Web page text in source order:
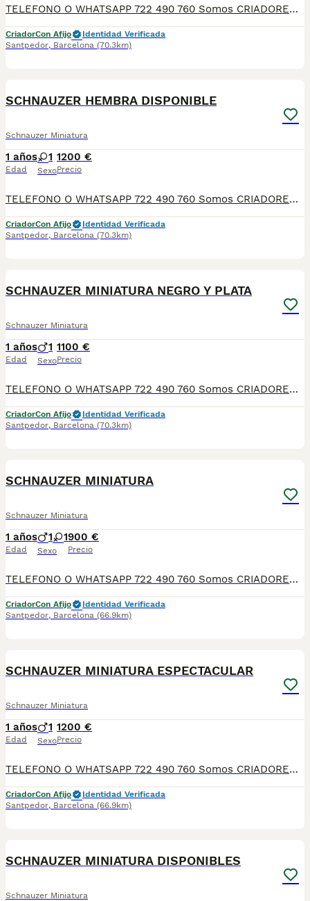
TELEFONO O WHATSAPP 722 490 760 Somos CRIADORES PROFESIONALES, CON NÚCLEO ZOOLÓGICO PROPIO. Seleccionamos para tener los mejores ejemplares tanto a nivel morfología como a nivel de salud y comportamiento. Nuestros cachorros crecen en un ambiente familiar, con unas condiciones higiénico-sanitarias excepcionales y totalmente socializados, tanto con otros animales como con las personas, para garantizar su bienestar animal. No dudes en consultar sobre disponibilidad de entrega, reserva y sus características, Nuestros cachorros se entregan: DESPARASITADOS INTERNA Y EXTERNAMENTE CON SUS VACUNAS AL DÍA CORRESPONDIENTES POR EDAD CARTILLA DE VACUNACIÓN Y GARANTIA COMPLETA DE SALUD ( VÍRICAS, GENÉTICAS Y HEREDITARIAS) POR ESCRITO! PARA MAS INFORMACIÓN, FOTOS/VIDEOS O CONSULTAS LLAMANOS O ESCRIBENOS POR WHATSAPP AL 722 490 760 POSIBILIDAD DE ENTREGA PERSONALIZADA A DOMICILIO EN TODO EL TERRITORIO NACIONAL.
CriadorCon Afijo
Identidad Verificada
Santpedor, Barcelona (70.3km)
SCHNAUZER HEMBRA DISPONIBLE
Schnauzer Miniatura
1 años
Edad
1
Sexo
1200 €
Precio
TELEFONO O WHATSAPP 722 490 760 Somos CRIADORES PROFESIONALES, CON NÚCLEO ZOOLÓGICO PROPIO. Seleccionamos para tener los mejores ejemplares tanto a nivel morfología como a nivel de salud y comportamiento. Nuestros cachorros crecen en un ambiente familiar, con unas condiciones higiénico-sanitarias excepcionales y totalmente socializados, tanto con otros animales como con las personas, para garantizar su bienestar animal. No dudes en consultar sobre disponibilidad de entrega, reserva y sus características, Nuestros cachorros se entregan: DESPARASITADOS INTERNA Y EXTERNAMENTE CON SUS VACUNAS AL DÍA CORRESPONDIENTES POR EDAD CARTILLA DE VACUNACIÓN Y GARANTIA COMPLETA DE SALUD ( VÍRICAS, GENÉTICAS Y HEREDITARIAS) POR ESCRITO! PARA MAS INFORMACIÓN, FOTOS/VIDEOS O CONSULTAS LLAMANOS O ESCRIBENOS POR WHATSAPP AL 722 490 760 POSIBILIDAD DE ENTREGA PERSONALIZADA A DOMICILIO EN TODO EL TERRITORIO NACIONAL.
CriadorCon Afijo
Identidad Verificada
Santpedor, Barcelona (70.3km)
SCHNAUZER MINIATURA NEGRO Y PLATA
Schnauzer Miniatura
1 años
Edad
1
Sexo
1100 €
Precio
TELEFONO O WHATSAPP 722 490 760 Somos CRIADORES PROFESIONALES, CON NÚCLEO ZOOLÓGICO PROPIO. Seleccionamos para tener los mejores ejemplares tanto a nivel morfología como a nivel de salud y comportamiento. Nuestros cachorros crecen en un ambiente familiar, con unas condiciones higiénico-sanitarias excepcionales y totalmente socializados, tanto con otros animales como con las personas, para garantizar su bienestar animal. No dudes en consultar sobre disponibilidad de entrega, reserva y sus características, Nuestros cachorros se entregan: DESPARASITADOS INTERNA Y EXTERNAMENTE CON SUS VACUNAS AL DÍA CORRESPONDIENTES POR EDAD CARTILLA DE VACUNACIÓN Y GARANTIA COMPLETA DE SALUD ( VÍRICAS, GENÉTICAS Y HEREDITARIAS) POR ESCRITO! PARA MAS INFORMACIÓN, FOTOS/VIDEOS O CONSULTAS LLAMANOS O ESCRIBENOS POR WHATSAPP AL 722 490 760 POSIBILIDAD DE ENTREGA PERSONALIZADA A DOMICILIO EN TODO EL TERRITORIO NACIONAL.
CriadorCon Afijo
Identidad Verificada
Santpedor, Barcelona (70.3km)
SCHNAUZER MINIATURA
Schnauzer Miniatura
1 años
Edad
1 1
Sexo
900 €
Precio
TELEFONO O WHATSAPP 722 490 760 Somos CRIADORES PROFESIONALES, CON NÚCLEO ZOOLÓGICO PROPIO. Seleccionamos para tener los mejores ejemplares tanto a nivel morfología como a nivel de salud y comportamiento. Nuestros cachorros crecen en un ambiente familiar, con unas condiciones higiénico-sanitarias excepcionales y totalmente socializados, tanto con otros animales como con las personas, para garantizar su bienestar animal. No dudes en consultar sobre disponibilidad de entrega, reserva y sus características, Nuestros cachorros se entregan: DESPARASITADOS INTERNA Y EXTERNAMENTE CON SUS VACUNAS AL DÍA CORRESPONDIENTES POR EDAD CARTILLA DE VACUNACIÓN Y GARANTIA COMPLETA DE SALUD ( VÍRICAS, GENÉTICAS Y HEREDITARIASñ) POR ESCRITO! PARA MAS INFORMACIÓN, FOTOS/VIDEOS O CONSULTAS LLAMANOS O ESCRIBENOS POR WHATSAPP AL 722 490 760 POSIBILIDAD DE ENTREGA PERSONALIZADA A DOMICILIO EN TODO EL TERRITORIO NACIONAL.
CriadorCon Afijo
Identidad Verificada
Santpedor, Barcelona (66.9km)
SCHNAUZER MINIATURA ESPECTACULAR
Schnauzer Miniatura
1 años
Edad
1
Sexo
1200 €
Precio
TELEFONO O WHATSAPP 722 490 760 Somos CRIADORES PROFESIONALES, CON NÚCLEO ZOOLÓGICO PROPIO. Seleccionamos para tener los mejores ejemplares tanto a nivel morfología como a nivel de salud y comportamiento. Nuestros cachorros crecen en un ambiente familiar, con unas condiciones higiénico-sanitarias excepcionales y totalmente socializados, tanto con otros animales como con las personas, para garantizar su bienestar animal. No dudes en consultar sobre disponibilidad de entrega, reserva y sus características, Nuestros cachorros se entregan: DESPARASITADOS INTERNA Y EXTERNAMENTE CON SUS VACUNAS AL DÍA CORRESPONDIENTES POR EDAD CARTILLA DE VACUNACIÓN Y GARANTIA COMPLETA DE SALUD ( VÍRICAS, GENÉTICAS Y HEREDITARIASñ) POR ESCRITO! PARA MAS INFORMACIÓN, FOTOS/VIDEOS O CONSULTAS LLAMANOS O ESCRIBENOS POR WHATSAPP AL 722 490 760 POSIBILIDAD DE ENTREGA PERSONALIZADA A DOMICILIO EN TODO EL TERRITORIO NACIONAL.
CriadorCon Afijo
Identidad Verificada
Santpedor, Barcelona (66.9km)
SCHNAUZER MINIATURA DISPONIBLES
Schnauzer Miniatura